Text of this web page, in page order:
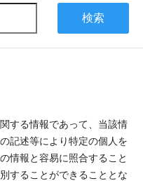
検索
する情報であって、当該情
記述等により特定の個人を
情報と容易に照合すること
することができることとな